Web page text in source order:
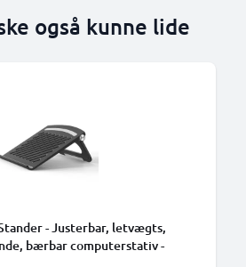
også kunne lide
- Justerbar, letvægts,
bærbar computerstativ -